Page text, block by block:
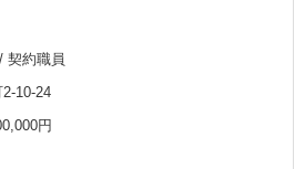
契約職員
10-24
円